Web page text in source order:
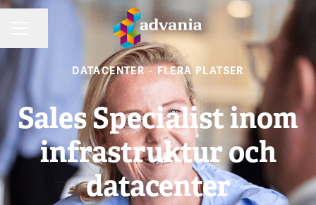
DATACENTER · FLERA PLATSER
Sales Specialist inom
infrastruktur och
datacenter